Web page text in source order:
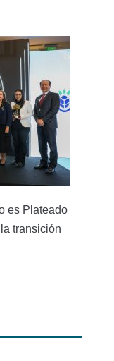
es Plateado
transición